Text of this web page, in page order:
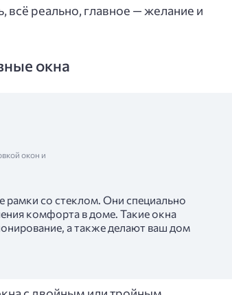
всё реально, главное — желание и
окна
окон и
со стеклом. Они специально
комфорта в доме. Такие окна
а также делают ваш дом